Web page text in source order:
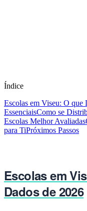
Índice
Escolas em Viseu: O que
EssenciaisComo se
Escolas Melhor Avaliadas
para TiPróximos Passos
Escolas em
Dados de 2026